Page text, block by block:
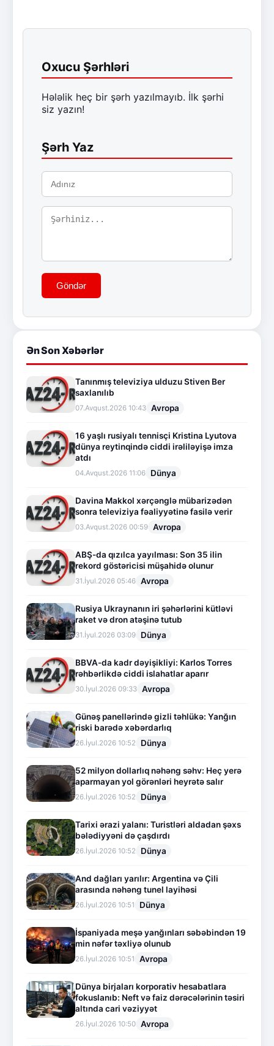
Oxucu Şərhləri
Hələlik heç bir şərh yazılmayıb. İlk şərhi
siz yazın!
Şərh Yaz
Göndər
Ən Son Xəbərlər
Tanınmış televiziya ulduzu Stiven Ber
saxlanılıb
07.Avqust.2026 10:43 Avropa
16 yaşlı rusiyalı tennisçi Kristina Lyutova
dünya reytinqində ciddi irəliləyişə imza
atdı
04.Avqust.2026 11:06 Dünya
Davina Makkol xərçənglə mübarizədən
sonra televiziya fəaliyyətinə fasilə verir
03.Avqust.2026 00:59 Avropa
ABŞ-da qızılca yayılması: Son 35 ilin
rekord göstəricisi müşahidə olunur
31.İyul.2026 05:46 Avropa
Rusiya Ukraynanın iri şəhərlərini kütləvi
raket və dron atəşinə tutub
31.İyul.2026 03:09 Dünya
BBVA-da kadr dəyişikliyi: Karlos Torres
rəhbərlikdə ciddi islahatlar aparır
30.İyul.2026 09:33 Avropa
Günəş panellərində gizli təhlükə: Yanğın
riski barədə xəbərdarlıq
26.İyul.2026 10:52 Dünya
52 milyon dollarlıq nəhəng səhv: Heç yerə
aparmayan yol görənləri heyrətə salır
26.İyul.2026 10:52 Dünya
Tarixi ərazi yalanı: Turistləri aldadan şəxs
bələdiyyəni də çaşdırdı
26.İyul.2026 10:52 Dünya
And dağları yarılır: Argentina və Çili
arasında nəhəng tunel layihəsi
26.İyul.2026 10:51 Dünya
İspaniyada meşə yanğınları səbəbindən 19
min nəfər təxliyə olunub
26.İyul.2026 10:51 Avropa
Dünya birjaları korporativ hesabatlara
fokuslanıb: Neft və faiz dərəcələrinin təsiri
altında cari vəziyyət
26.İyul.2026 10:50 Avropa